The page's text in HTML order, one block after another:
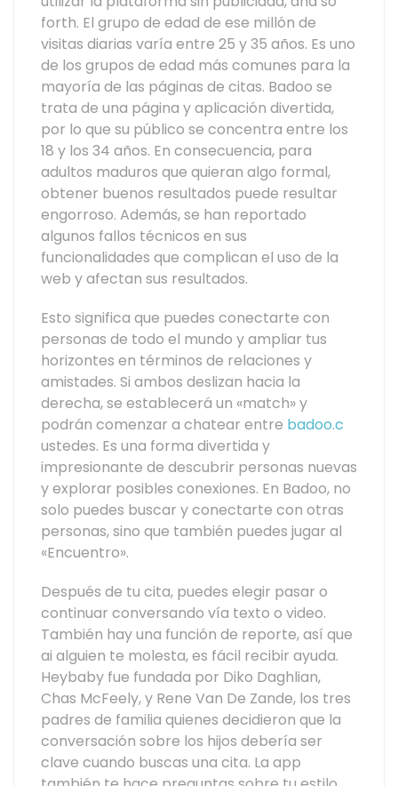
forth. El grupo de edad de ese millón de
visitas diarias varía entre 25 y 35 años. Es uno
de los grupos de edad más comunes para la
mayoría de las páginas de citas. Badoo se
trata de una página y aplicación divertida,
por lo que su público se concentra entre los
18 y los 34 años. En consecuencia, para
adultos maduros que quieran algo formal,
obtener buenos resultados puede resultar
engorroso. Además, se han reportado
algunos fallos técnicos en sus
funcionalidades que complican el uso de la
web y afectan sus resultados.
Esto significa que puedes conectarte con
personas de todo el mundo y ampliar tus
horizontes en términos de relaciones y
amistades. Si ambos deslizan hacia la
derecha, se establecerá un «match» y
podrán comenzar a chatear entre badoo.c
ustedes. Es una forma divertida y
impresionante de descubrir personas nuevas
y explorar posibles conexiones. En Badoo, no
solo puedes buscar y conectarte con otras
personas, sino que también puedes jugar al
«Encuentro».
Después de tu cita, puedes elegir pasar o
continuar conversando vía texto o video.
También hay una función de reporte, así que
ai alguien te molesta, es fácil recibir ayuda.
Heybaby fue fundada por Diko Daghlian,
Chas McFeely, y Rene Van De Zande, los tres
padres de familia quienes decidieron que la
conversación sobre los hijos debería ser
clave cuando buscas una cita. La app